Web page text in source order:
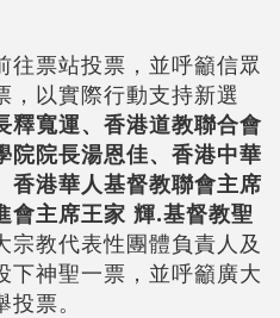
往票站投票，並呼籲信眾
，以實際行動支持新選
釋寬運、香港道教聯合會
院院長湯恩佳、香港中華
香港華人基督教聯會主席
會主席王家 輝.基督教聖
宗教代表性團體負責人及
下神聖一票，並呼籲廣大
票。